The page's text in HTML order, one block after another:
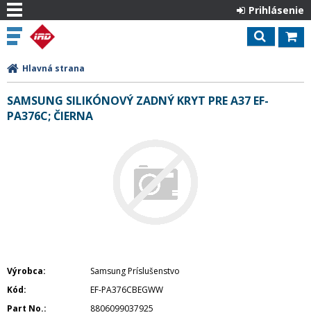
Prihlásenie
Hlavná strana
SAMSUNG SILIKÓNOVÝ ZADNÝ KRYT PRE A37 EF-
PA376C; ČIERNA
Výrobca
Samsung Príslušenstvo
Kód
EF-PA376CBEGWW
Part No.
8806099037925